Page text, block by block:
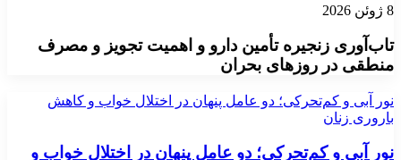
8 ژوئن 2026
تاب‌آوری زنجیره تأمین دارو و اهمیت تجویز و مصرف
منطقی در روزهای بحران
نور آبی و کم‌تحرکی؛ دو عامل پنهان در اختلال خواب و کاهش
باروری زنان
نور آبی و کم‌تحرکی؛ دو عامل پنهان در اختلال خواب و